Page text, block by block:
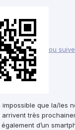
ou
que la/les
arrivent très
d’un